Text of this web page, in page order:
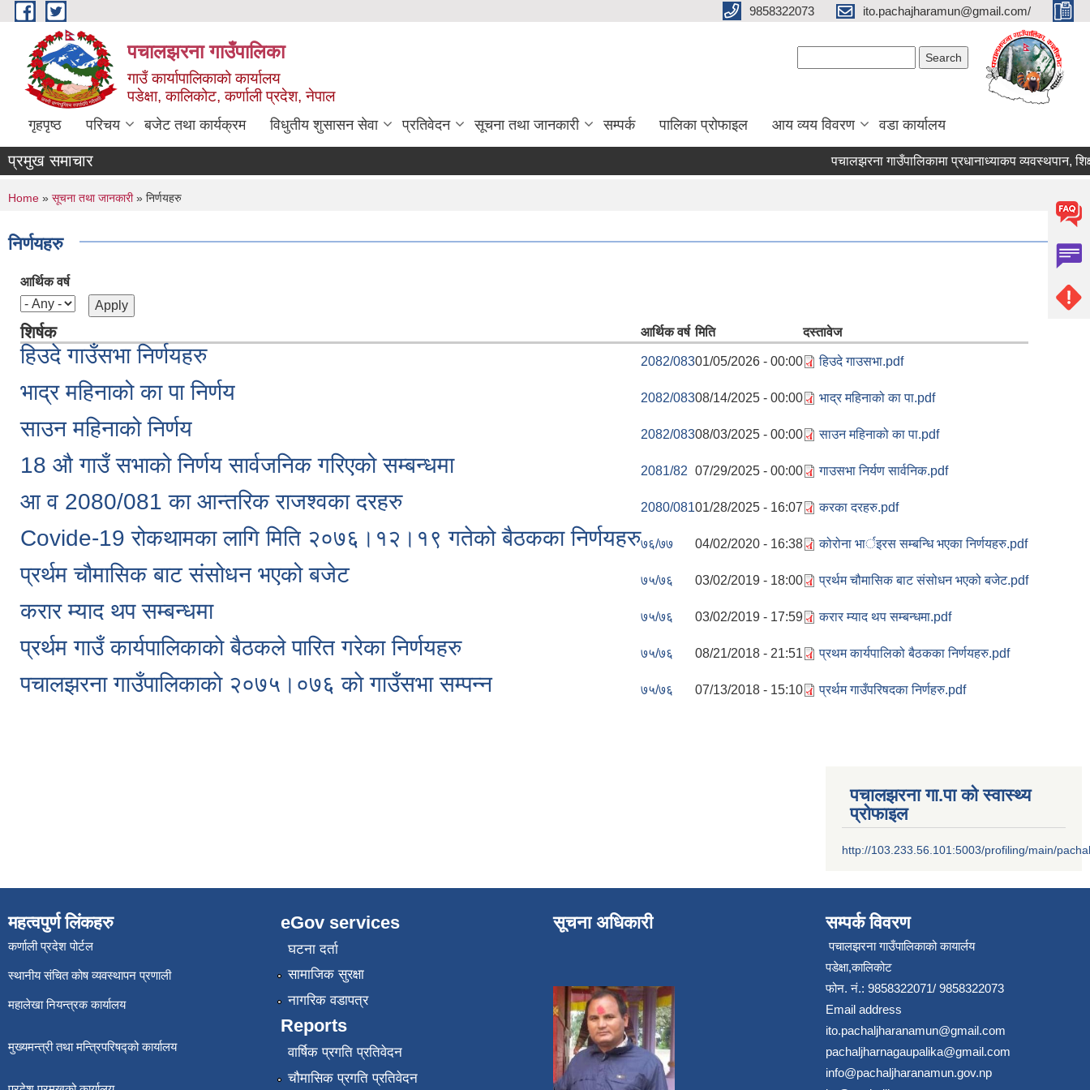
Skip to main content 9858322073 ito.pachajharamun@gmail.com/
पचालझरना गाउँपालिका
गाउँ कार्यापालिकाको कार्यालय
पडेक्षा, कालिकोट, कर्णाली प्रदेश, नेपाल
गृहपृष्ठ परिचय बजेट तथा कार्यक्रम विधुतीय शुसासन सेवा प्रतिवेदन सूचना तथा जानकारी सम्पर्क पालिका प्रोफाइल आय व्यय विवरण वडा कार्यालय
प्रमुख समाचार पचालझरना गाउँपालिकामा प्रधानाध्याकप व्यवस्थपान,
You are here
Home » सूचना तथा जानकारी» निर्णयहरु
निर्णयहरु
आर्थिक वर्ष
शिर्षक आर्थिक वर्ष मिति दस्तावेज
हिउदे गाउँसभा निर्णयहरु 2082/08301/05/2026 - 00:00 हिउदे गाउसभा.pdf
भाद्र महिनाको का पा निर्णय 2082/08308/14/2025 - 00:00 भाद्र महिनाको का पा.pdf
साउन महिनाको निर्णय 2082/08308/03/2025 - 00:00 साउन महिनाको का पा.pdf
18 औ गाउँ सभाको निर्णय सार्वजनिक गरिएको सम्बन्धमा 2081/82 07/29/2025 - 00:00 गाउसभा निर्यण सार्वनिक.pdf
आ व 2080/081 का आन्तरिक राजश्वका दरहरु 2080/08101/28/2025 - 16:07 करका दरहरु.pdf
Covide-19 रोकथामका लागि मिति २०७६।१२।१९ गतेको बैठकका निर्णयहरु७६/७७ 04/02/2020 - 16:38 कोरोना भार्इरस सम्बन्धि भएका निर्णयहरु.pdf
प्रर्थम चौमासिक बाट संसोधन भएको बजेट ७५/७६ 03/02/2019 - 18:00 प्रर्थम चौमासिक बाट संसोधन भएको बजेट.pdf
करार म्याद थप सम्बन्धमा ७५/७६ 03/02/2019 - 17:59 करार म्याद थप सम्बन्धमा.pdf
प्रर्थम गाउँ कार्यपालिकाकाे बैठकले पारित गरेका निर्णयहरु ७५/७६ 08/21/2018 - 21:51 प्रथम कार्यपालिको बैठकका निर्णयहरु.pdf
पचालझरना गाउँपालिकाकाे २०७५।०७६ काे गाउँसभा सम्पन्न ७५/७६ 07/13/2018 - 15:10 प्रर्थम गाउँपरिषदका निर्णहरु.pdf
पचालझरना गा.पा को स्वास्थ्य
प्रोफाइल
http://103.233.56.101:5003/profiling/main/pachal
महत्वपुर्ण लिंकहरु
कर्णाली प्रदेश पोर्टल
स्थानीय संचित कोष व्यवस्थापन प्रणाली
महालेखा नियन्त्रक कार्यालय
मुख्यमन्त्री तथा मन्त्रिपरिषद्को कार्यालय
eGov services
घटना दर्ता
सामाजिक सुरक्षा
नागरिक वडापत्र
Reports
वार्षिक प्रगति प्रतिवेदन
चौमासिक प्रगति प्रतिवेदन
सूचना अधिकारी सम्पर्क विवरण
पचालझरना गाउँपालिकाको कायार्लय
पडेक्षा,कालिकोट
फोन. नं.: 9858322071/ 9858322073
Email address
ito.pachaljharanamun@gmail.com
pachaljharnagaupalika@gmail.com
info@pachaljharanamun.gov.np